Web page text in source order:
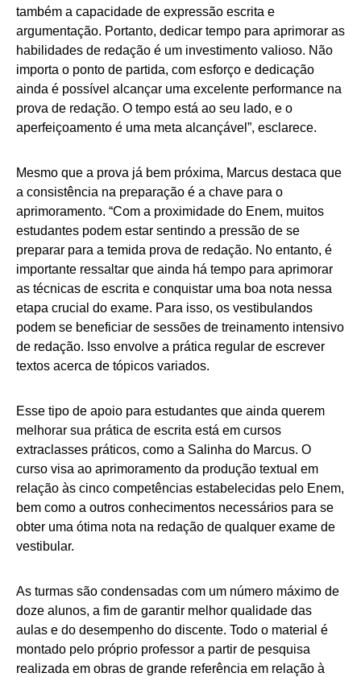
também a capacidade de expressão escrita e
argumentação. Portanto, dedicar tempo para aprimorar as
habilidades de redação é um investimento valioso. Não
importa o ponto de partida, com esforço e dedicação
ainda é possível alcançar uma excelente performance na
prova de redação. O tempo está ao seu lado, e o
aperfeiçoamento é uma meta alcançável”, esclarece.
Mesmo que a prova já bem próxima, Marcus destaca que
a consistência na preparação é a chave para o
aprimoramento. “Com a proximidade do Enem, muitos
estudantes podem estar sentindo a pressão de se
preparar para a temida prova de redação. No entanto, é
importante ressaltar que ainda há tempo para aprimorar
as técnicas de escrita e conquistar uma boa nota nessa
etapa crucial do exame. Para isso, os vestibulandos
podem se beneficiar de sessões de treinamento intensivo
de redação. Isso envolve a prática regular de escrever
textos acerca de tópicos variados.
Esse tipo de apoio para estudantes que ainda querem
melhorar sua prática de escrita está em cursos
extraclasses práticos, como a Salinha do Marcus. O
curso visa ao aprimoramento da produção textual em
relação às cinco competências estabelecidas pelo Enem,
bem como a outros conhecimentos necessários para se
obter uma ótima nota na redação de qualquer exame de
vestibular.
As turmas são condensadas com um número máximo de
doze alunos, a fim de garantir melhor qualidade das
aulas e do desempenho do discente. Todo o material é
montado pelo próprio professor a partir de pesquisa
realizada em obras de grande referência em relação à